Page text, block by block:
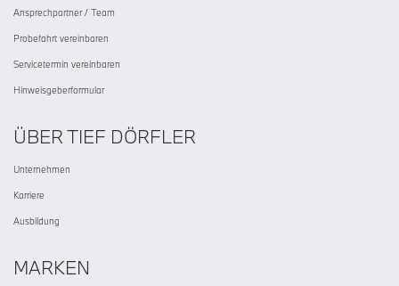
Ansprechpartner / Team
Probefahrt vereinbaren
Servicetermin vereinbaren
Hinweisgeberformular
ÜBER TIEF DÖRFLER
Unternehmen
Karriere
Ausbildung
MARKEN